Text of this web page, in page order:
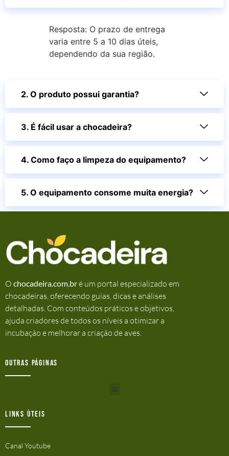
Resposta: O prazo de entrega
varia entre 5 a 10 dias úteis,
dependendo da sua região.
2. O produto possui garantia?
3. É fácil usar a chocadeira?
4. Como faço a limpeza do equipamento?
5. O equipamento consome muita energia?
O chocadeira.com.bré um portal especializado em
chocadeiras, oferecendo guias, dicas e análises
detalhadas. Com conteúdos práticos e objetivos,
ajuda criadores de todos os níveis a otimizar a
incubação e melhorar a criação de aves.
Outras Páginas
Links ùteis
Canal Youtube